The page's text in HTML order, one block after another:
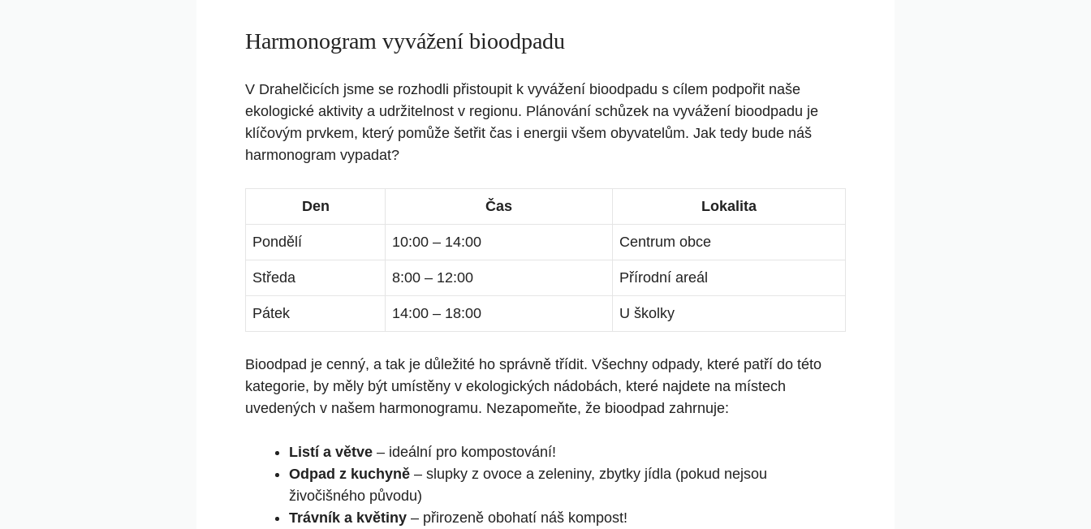
Harmonogram vyvážení bioodpadu
V Drahelčicích jsme se rozhodli přistoupit k vyvážení bioodpadu s cílem podpořit naše
ekologické aktivity a udržitelnost v regionu. Plánování schůzek na vyvážení bioodpadu je
klíčovým prvkem, který pomůže šetřit čas i energii všem obyvatelům. Jak tedy bude náš
harmonogram vypadat?
Den Čas Lokalita
Pondělí 10:00 – 14:00 Centrum obce
Středa 8:00 – 12:00 Přírodní areál
Pátek 14:00 – 18:00 U školky
Bioodpad je cenný, a tak je důležité ho správně třídit. Všechny odpady, které patří do této
kategorie, by měly být umístěny v ekologických nádobách, které najdete na místech
uvedených v našem harmonogramu. Nezapomeňte, že bioodpad zahrnuje:
Listí a větve – ideální pro kompostování!
Odpad z kuchyně – slupky z ovoce a zeleniny, zbytky jídla (pokud nejsou
živočišného původu)
Trávník a květiny – přirozeně obohatí náš kompost!